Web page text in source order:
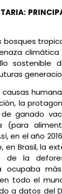
sostenible
causas
la
ganado
(para
en el año
en Brasil, la
de la
ocupaba
todo el
a datos del